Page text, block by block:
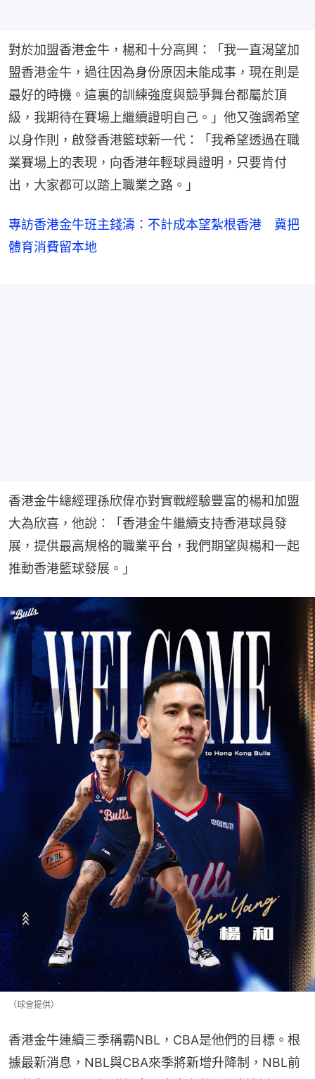
對於加盟香港金牛，楊和十分高興：「我一直渴望加
盟香港金牛，過往因為身份原因未能成事，現在則是
最好的時機。這裏的訓練強度與競爭舞台都屬於頂
級，我期待在賽場上繼續證明自己。」他又強調希望
以身作則，啟發香港籃球新一代：「我希望透過在職
業賽場上的表現，向香港年輕球員證明，只要肯付
出，大家都可以踏上職業之路。」
專訪香港金牛班主錢濤：不計成本望紮根香港 冀把
體育消費留本地
香港金牛總經理孫欣偉亦對實戰經驗豐富的楊和加盟
大為欣喜，他說：「香港金牛繼續支持香港球員發
展，提供最高規格的職業平台，我們期望與楊和一起
推動香港籃球發展。」
（球會提供）
香港金牛連續三季稱霸NBL，CBA是他們的目標。根
據最新消息，NBL與CBA來季將新增升降制，NBL前